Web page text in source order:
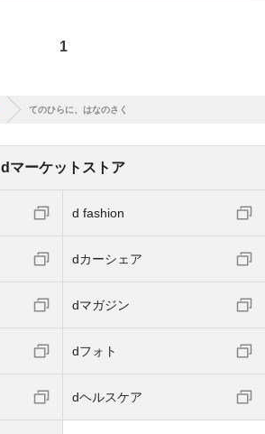
1
てのひらに、はなのさく
dマーケットストア
d fashion
dカーシェア
dマガジン
dフォト
dヘルスケア